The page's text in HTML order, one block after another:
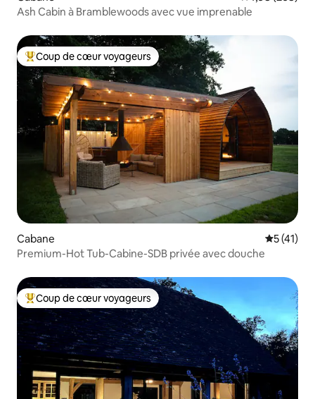
Ash Cabin à Bramblewoods avec vue imprenable
Coups de cœur voyageurs les plus appréciés
Coup de cœur voyageurs
Cabane
5 (41)
Premium-Hot Tub-Cabine-SDB privée avec douche
Coups de cœur voyageurs les plus appréciés
Coup de cœur voyageurs